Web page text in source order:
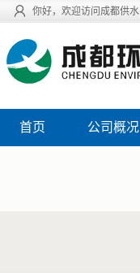
你好，欢迎访问成都供水
首页 公司概况